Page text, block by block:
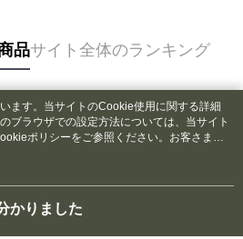
品サイト全体のランキング
ます。当サイトのCookie使用に関する詳細
ブラウザでの設定方法については、当サイト
ポリシーをご参照ください。お客さま
る場合、当社がサイト利用規約のCookieポリ
かりました